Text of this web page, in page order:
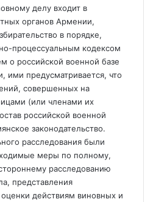
делу входит в
органов Армении,
в порядке,
процессуальным кодексом
о российской военной базе
ими предусматривается, что
совершенных на
(или членами их
российской военной
законодательство.
расследования были
меры по полному,
расследованию
представления
действиям виновных и